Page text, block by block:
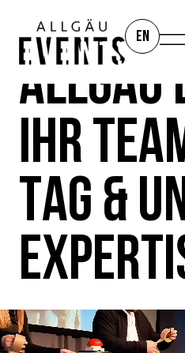
EN
ALLGÄU
IHR
TAG &
MAGIC